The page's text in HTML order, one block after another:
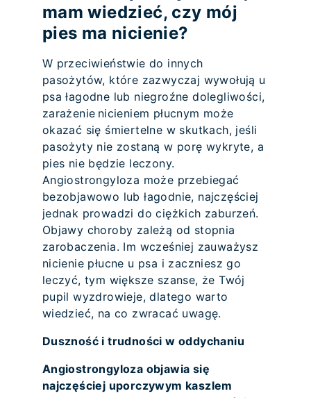
mam wiedzieć, czy mój
pies ma nicienie?
W przeciwieństwie do innych
pasożytów, które zazwyczaj wywołują u
psa łagodne lub niegroźne dolegliwości,
zarażenie nicieniem płucnym może
okazać się śmiertelne w skutkach, jeśli
pasożyty nie zostaną w porę wykryte, a
pies nie będzie leczony.
Angiostrongyloza może przebiegać
bezobjawowo lub łagodnie, najczęściej
jednak prowadzi do ciężkich zaburzeń.
Objawy choroby zależą od stopnia
zarobaczenia. Im wcześniej zauważysz
nicienie płucne u psa i zaczniesz go
leczyć, tym większe szanse, że Twój
pupil wyzdrowieje, dlatego warto
wiedzieć, na co zwracać uwagę.
Duszność i trudności w oddychaniu
Angiostrongyloza objawia się
najczęściej uporczywym kaszlem